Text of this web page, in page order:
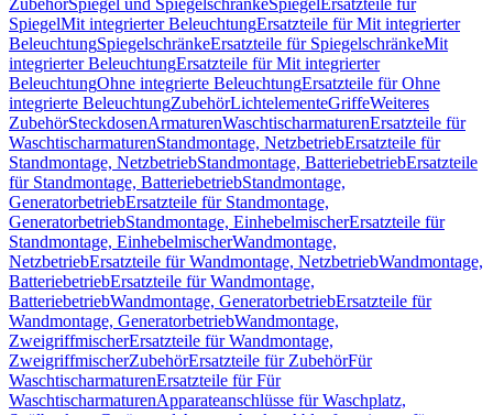
ZubehörSpiegel und SpiegelschränkeSpiegel Ersatzteile für
SpiegelMit integrierter BeleuchtungErsatzteile für Mit integrierter
BeleuchtungSpiegelschränkeErsatzteile für SpiegelschränkeMit
integrierter BeleuchtungErsatzteile für Mit integrierter
BeleuchtungOhne integrierte BeleuchtungErsatzteile für Ohne
integrierte BeleuchtungZubehörLichtelementeGriffeWeiteres
ZubehörSteckdosenArmaturenWaschtischarmaturenErsatzteile für
WaschtischarmaturenStandmontage, NetzbetriebErsatzteile für
Standmontage, NetzbetriebStandmontage, BatteriebetriebErsatzteile
für Standmontage, BatteriebetriebStandmontage,
GeneratorbetriebErsatzteile für Standmontage,
GeneratorbetriebStandmontage, EinhebelmischerErsatzteile für
Standmontage, EinhebelmischerWandmontage,
NetzbetriebErsatzteile für Wandmontage, NetzbetriebWandmontage,
BatteriebetriebErsatzteile für Wandmontage,
BatteriebetriebWandmontage, GeneratorbetriebErsatzteile für
Wandmontage, GeneratorbetriebWandmontage,
ZweigriffmischerErsatzteile für Wandmontage,
ZweigriffmischerZubehörErsatzteile für ZubehörFür
WaschtischarmaturenErsatzteile für Für
WaschtischarmaturenApparateanschlüsse für Waschplatz,